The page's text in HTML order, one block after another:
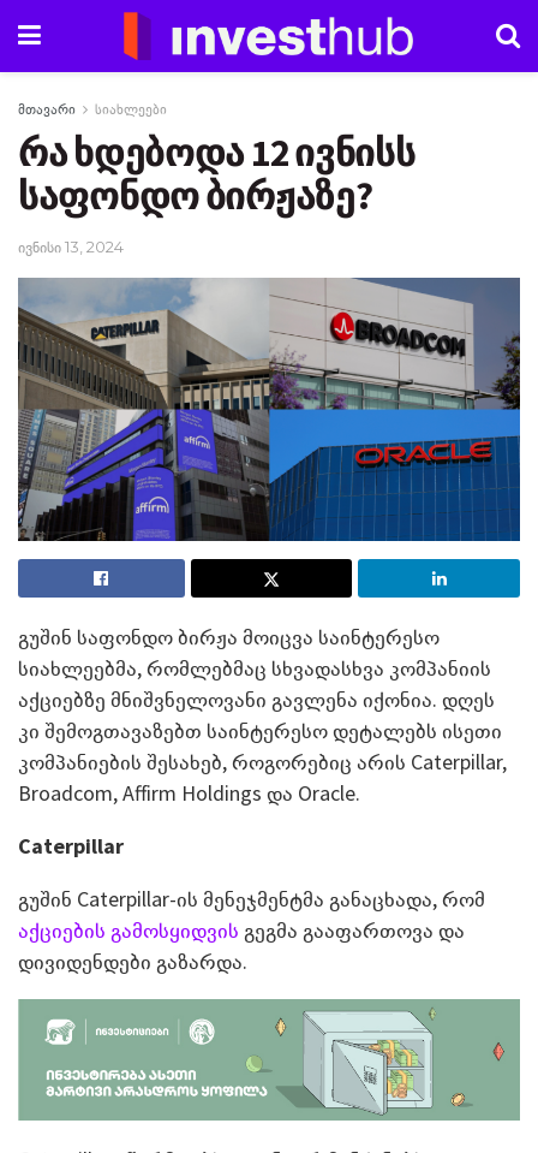
მთავარი სიახლეები
რა ხდებოდა 12 ივნისს
საფონდო ბირჟაზე?
ივნისი 13, 2024
გუშინ საფონდო ბირჟა მოიცვა საინტერესო
სიახლეებმა, რომლებმაც სხვადასხვა კომპანიის
აქციებზე მნიშვნელოვანი გავლენა იქონია. დღეს
კი შემოგთავაზებთ საინტერესო დეტალებს ისეთი
კომპანიების შესახებ, როგორებიც არის Caterpillar,
Broadcom, Affirm Holdings და Oracle.
Caterpillar
გუშინ Caterpillar-ის მენეჯმენტმა განაცხადა, რომ
აქციების გამოსყიდვის გეგმა გააფართოვა და
დივიდენდები გაზარდა.